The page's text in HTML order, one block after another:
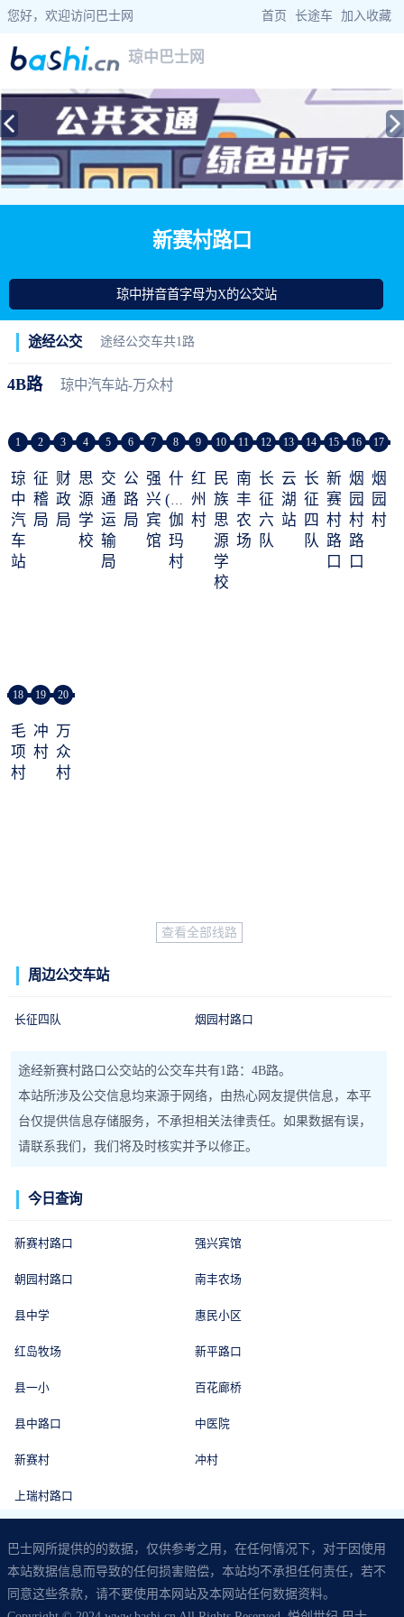
您好，欢迎访问巴士网 首页 长途车 加入收藏
琼中巴士网
当前位置： 巴士网> 海南巴士 >琼中公交> 新赛村路口公交站查询
新赛村路口
琼中拼音首字母为X的公交站
途经公交 途经公交车共1路
4B路 琼中汽车站-万众村
1
琼
中
汽
车
站
2
征
稽
局
3
财
政
局
4
思
源
学
校
5
交
通
运
输
局
6
公
路
局
7
强
兴
宾
馆
8
什
(zá)
伽
玛
村
9
红
州
村
10
民
族
思
源
学
校
11
南
丰
农
场
12
长
征
六
队
13
云
湖
站
14
长
征
四
队
15
新
赛
村
路
口
16
烟
园
村
路
口
17
烟
园
村
18
毛
项
村
19
冲
村
20
万
众
村
查看全部线路
周边公交车站
长征四队 烟园村路口
途经新赛村路口公交站的公交车共有1路：4B路。
本站所涉及公交信息均来源于网络，由热心网友提供信息，本平
台仅提供信息存储服务，不承担相关法律责任。如果数据有误，
请联系我们，我们将及时核实并予以修正。
今日查询
新赛村路口 强兴宾馆
朝园村路口 南丰农场
县中学 惠民小区
红岛牧场 新平路口
县一小 百花廊桥
县中路口 中医院
新赛村 冲村
上瑞村路口
巴士网所提供的的数据，仅供参考之用，在任何情况下，对于因使用
本站数据信息而导致的任何损害赔偿，本站均不承担任何责任，若不
同意这些条款，请不要使用本网站及本网站任何数据资料。